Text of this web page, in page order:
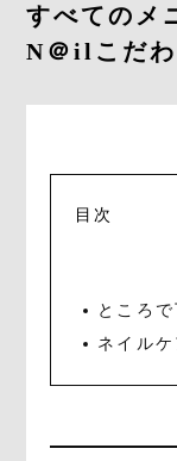
すべてのメ
N＠ilこだ
目次
ところ
ネイル